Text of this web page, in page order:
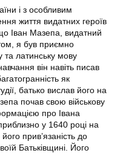
і з особливим
життя видатних героїв
Іван Мазепа, видатний
я був приємно
та латинську мову
він навіть писав
як
батько вислав його на
почав свою військову
про Івана
у 1640 році на
прив’язаність до
Батьківщині. Його